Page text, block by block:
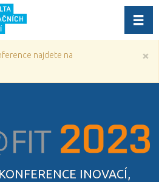
×
najdete na
INOVACÍ,